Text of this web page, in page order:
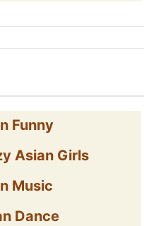
Funny
Asian Girls
Music
Dance